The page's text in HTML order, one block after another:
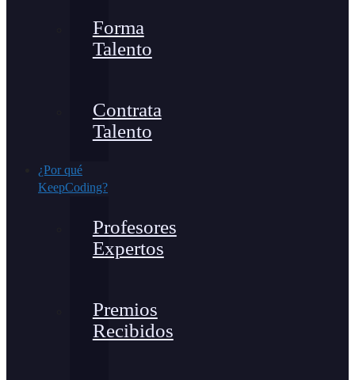
Forma
Talento
Contrata
Talento
¿Por qué
KeepCoding?
Profesores
Expertos
Premios
Recibidos